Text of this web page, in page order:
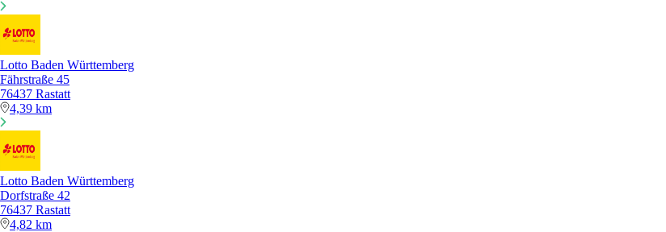
Lotto Baden Württemberg
Fährstraße 45
76437 Rastatt
4,39 km
Lotto Baden Württemberg
Dorfstraße 42
76437 Rastatt
4,82 km